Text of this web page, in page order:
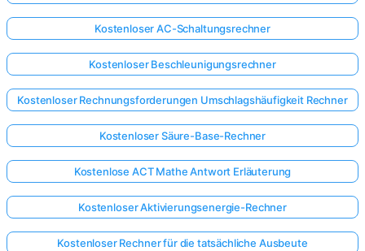
Kostenloser AC-Schaltungsrechner
Kostenloser Beschleunigungsrechner
Kostenloser Rechnungsforderungen Umschlagshäufigkeit Rechner
Kostenloser Säure-Base-Rechner
Kostenlose ACT Mathe Antwort Erläuterung
Kostenloser Aktivierungsenergie-Rechner
Kostenloser Rechner für die tatsächliche Ausbeute